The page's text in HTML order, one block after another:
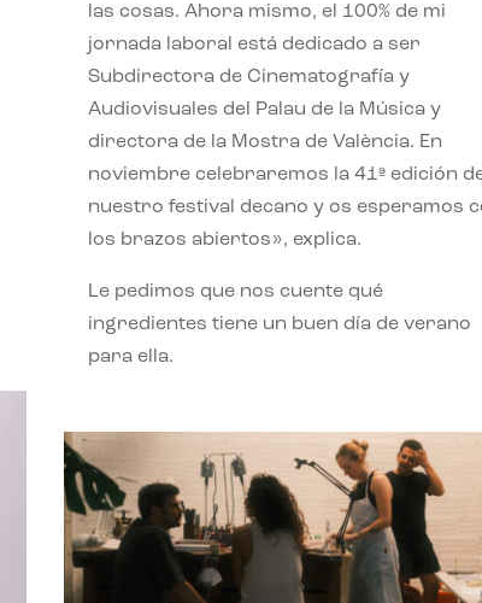
las cosas. Ahora mismo, el 100% de mi
jornada laboral está dedicado a ser
Subdirectora de Cinematografía y
Audiovisuales del Palau de la Música y
directora de la Mostra de València. En
noviembre celebraremos la 41ª edición
nuestro festival decano y os esperamos
los brazos abiertos», explica.
Le pedimos que nos cuente qué
ingredientes tiene un buen día de verano
para ella.